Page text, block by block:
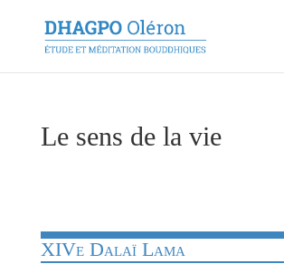
Le sens de la vie
XIVe Dalaï Lama